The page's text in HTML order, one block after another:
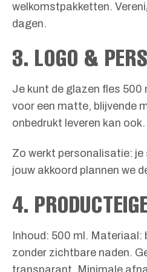
welkomstpakketten.
dagen.
3. LOGO &
Je kunt de glazen fles 500
voor een matte, blijvende
onbedrukt leveren kan ook.
Zo werkt personalisatie:
jouw akkoord plannen we
4.
Inhoud: 500 ml.
zonder zichtbare naden.
transparant. Minimale